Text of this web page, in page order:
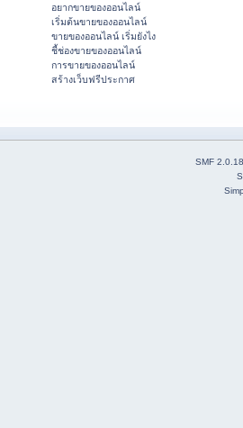
อยากขายของออนไลน์
เริ่มต้นขายของออนไลน์
ขายของออนไลน์ เริ่มยังไง
ชี้ช่องขายของออนไลน์
การขายของออนไลน์
สร้างเว็บฟรีประกาศ
SMF 2.0.18